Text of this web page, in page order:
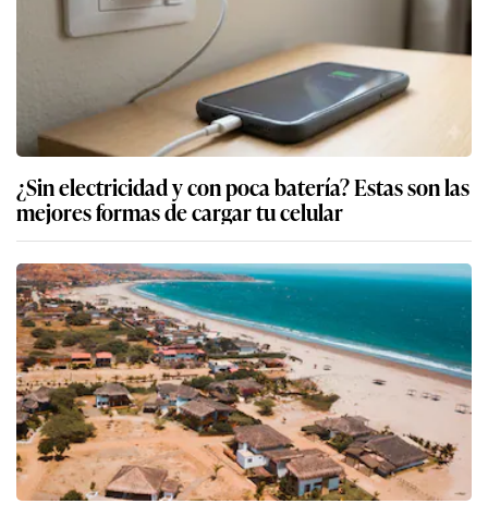
¿Sin electricidad y con poca batería? Estas son las
mejores formas de cargar tu celular